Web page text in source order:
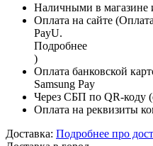
Наличными в магазине
Оплата на сайте
PayU.
Подробнее
)
Оплата банковской
Samsung Pay
Через СБП по QR-коду
Оплата на реквизиты
Доставка: Подробнее про